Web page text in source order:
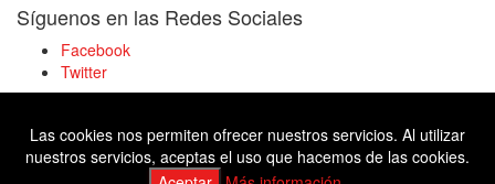
Síguenos en las Redes Sociales
Facebook
Twitter
Facebook
Las cookies nos permiten ofrecer nuestros servicios. Al utilizar
nuestros servicios, aceptas el uso que hacemos de las cookies.